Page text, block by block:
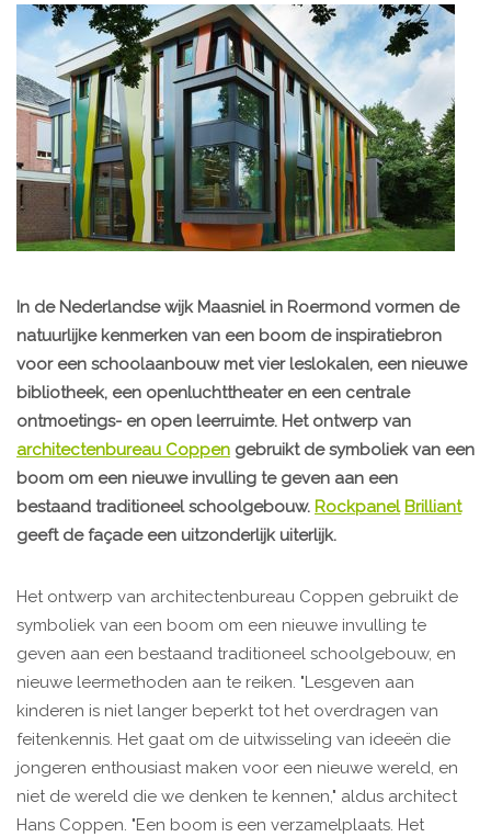
In de Nederlandse wijk Maasniel in Roermond vormen de
natuurlijke kenmerken van een boom de inspiratiebron
voor een schoolaanbouw met vier leslokalen, een nieuwe
bibliotheek, een openluchttheater en een centrale
ontmoetings- en open leerruimte. Het ontwerp van
architectenbureau Coppen gebruikt de symboliek van een
boom om een nieuwe invulling te geven aan een
bestaand traditioneel schoolgebouw. Rockpanel Brilliant
geeft de façade een uitzonderlijk uiterlijk.
Het ontwerp van architectenbureau Coppen gebruikt de
symboliek van een boom om een nieuwe invulling te
geven aan een bestaand traditioneel schoolgebouw, en
nieuwe leermethoden aan te reiken. "Lesgeven aan
kinderen is niet langer beperkt tot het overdragen van
feitenkennis. Het gaat om de uitwisseling van ideeën die
jongeren enthousiast maken voor een nieuwe wereld, en
niet de wereld die we denken te kennen," aldus architect
Hans Coppen. "Een boom is een verzamelplaats. Het